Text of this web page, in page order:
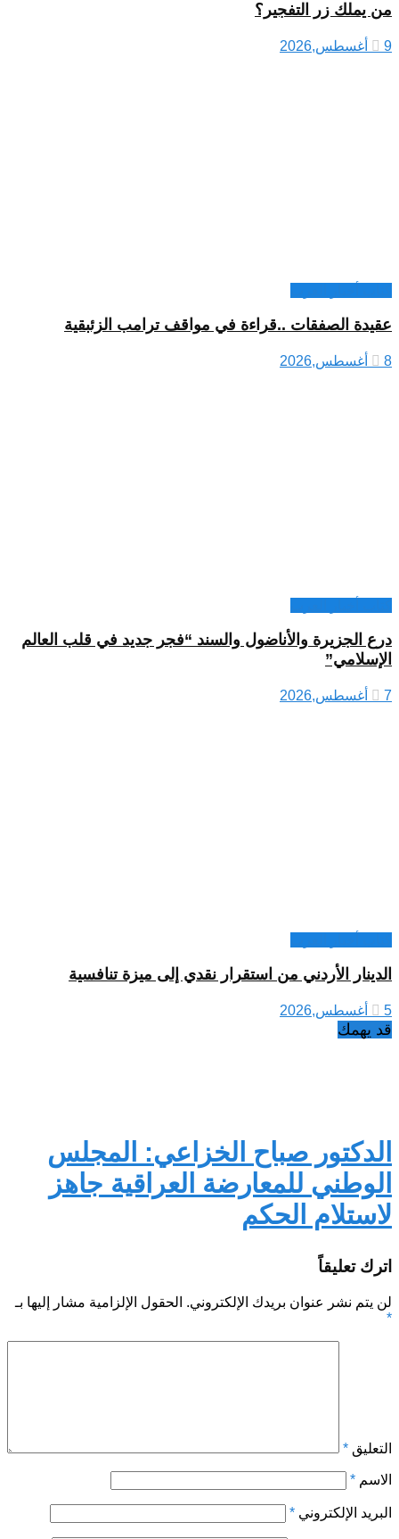
من يملك زر التفجير؟
9 أغسطس,2026
عقيدة الصفقات ..قراءة في مواقف ترامب الزئبقية
8 أغسطس,2026
درع الجزيرة والأناضول والسند “فجر جديد في قلب العالم
الإسلامي”
7 أغسطس,2026
الدينار الأردني من استقرار نقدي إلى ميزة تنافسية
5 أغسطس,2026
قد يهمك
الدكتور صباح الخزاعي: المجلس
الوطني للمعارضة العراقية جاهز
لاستلام الحكم
اترك تعليقاً
لن يتم نشر عنوان بريدك الإلكتروني. الحقول الإلزامية مشار إليها بـ
*
التعليق *
الاسم *
البريد الإلكتروني *